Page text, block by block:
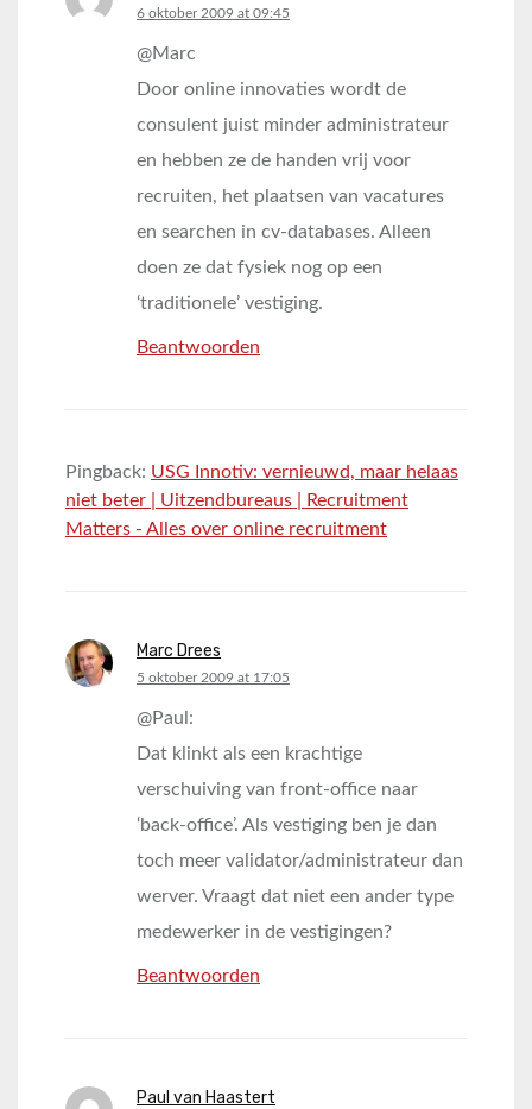
says:
6 oktober 2009 at 09:45
@Marc
Door online innovaties wordt de
consulent juist minder administrateur
en hebben ze de handen vrij voor
recruiten, het plaatsen van vacatures
en searchen in cv-databases. Alleen
doen ze dat fysiek nog op een
‘traditionele’ vestiging.
Beantwoorden
Pingback: USG Innotiv: vernieuwd, maar helaas
niet beter | Uitzendbureaus | Recruitment
Matters - Alles over online recruitment
Marc Drees
says:
5 oktober 2009 at 17:05
@Paul:
Dat klinkt als een krachtige
verschuiving van front-office naar
‘back-office’. Als vestiging ben je dan
toch meer validator/administrateur dan
werver. Vraagt dat niet een ander type
medewerker in de vestigingen?
Beantwoorden
Paul van Haastert